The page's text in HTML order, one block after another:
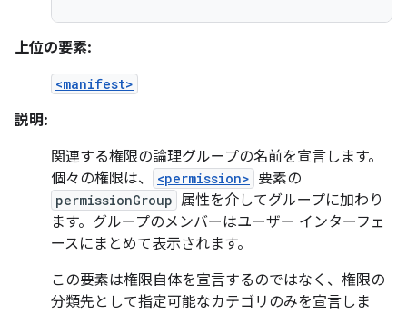
上位の要素:
<manifest>
説明:
関連する権限の論理グループの名前を宣言します。
個々の権限は、
<permission> 要素の
permissionGroup 属性を介してグループに加わり
ます。グループのメンバーはユーザー インターフェ
ースにまとめて表示されます。
この要素は権限自体を宣言するのではなく、権限の
分類先として指定可能なカテゴリのみを宣言しま